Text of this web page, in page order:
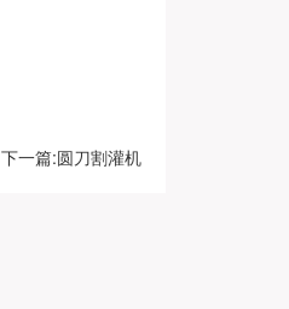
下一篇:圆刀割灌机